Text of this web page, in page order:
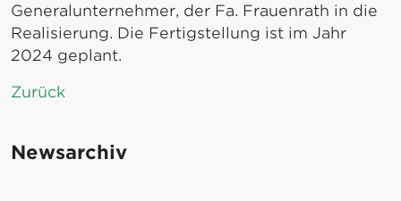
Generalunternehmer, der Fa. Frauenrath in die
Realisierung. Die Fertigstellung ist im Jahr
2024 geplant.
Zurück
Newsarchiv